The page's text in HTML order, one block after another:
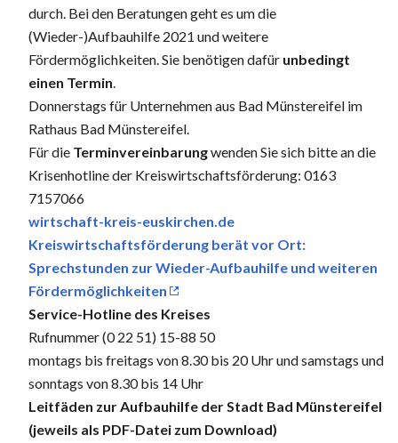
durch. Bei den Beratungen geht es um die
(Wieder-)Aufbauhilfe 2021 und weitere
Fördermöglichkeiten. Sie benötigen dafür unbedingt
einen Termin.
Donnerstags für Unternehmen aus Bad Münstereifel im
Rathaus Bad Münstereifel.
Für die Terminvereinbarungwenden Sie sich bitte an die
Krisenhotline der Kreiswirtschaftsförderung: 0163
7157066
wirtschaft-kreis-euskirchen.de
Kreiswirtschaftsförderung berät vor Ort:
Sprechstunden zur Wieder-Aufbauhilfe und weiteren
Fördermöglichkeiten
Service-Hotline des Kreises
Rufnummer (0 22 51) 15-88 50
montags bis freitags von 8.30 bis 20 Uhr und samstags und
sonntags von 8.30 bis 14 Uhr
Leitfäden zur Aufbauhilfe der Stadt Bad Münstereifel
(jeweils als PDF-Datei zum Download)